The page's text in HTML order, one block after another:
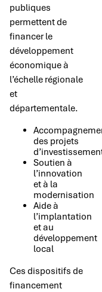
publiques
permettent de
financer le
développement
économique à
l’échelle régionale
et
départementale.
des projets
Soutien à
l’innovation
et à la
modernisation
Aide à
l’implantation
et au
développement
local
Ces dispositifs de
financement